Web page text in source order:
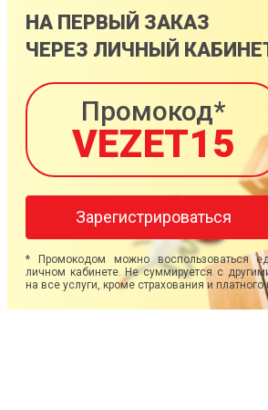
НА ПЕРВЫЙ ЗАКАЗ
ЧЕРЕЗ ЛИЧНЫЙ
Промокод*
VEZET15
Зарегистрироваться
* Промокодом можно воспользоваться
личном кабинете. Не суммируется с
на все услуги, кроме страхования и платного